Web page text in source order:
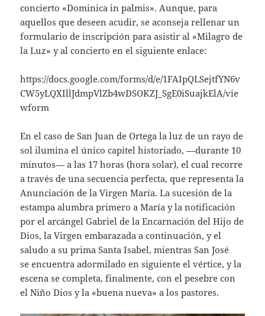
concierto «Dominica in palmis». Aunque, para
aquellos que deseen acudir, se aconseja rellenar un
formulario de inscripción para asistir al «Milagro de
la Luz» y al concierto en el siguiente enlace:
https://docs.google.com/forms/d/e/1FAIpQLSejtfYN6v
CW5yLQXIllJdmpVlZb4wDSOKZJ_SgE0iSuajkElA/vie
wform
En el caso de San Juan de Ortega la luz de un rayo de
sol ilumina el único capitel historiado, —durante 10
minutos— a las 17 horas (hora solar), el cual recorre
a través de una secuencia perfecta, que representa la
Anunciación de la Virgen María. La sucesión de la
estampa alumbra primero a María y la notificación
por el arcángel Gabriel de la Encarnación del Hijo de
Dios, la Virgen embarazada a continuación, y el
saludo a su prima Santa Isabel, mientras San José
se encuentra adormilado en siguiente el vértice, y la
escena se completa, finalmente, con el pesebre con
el Niño Dios y la «buena nueva» a los pastores.